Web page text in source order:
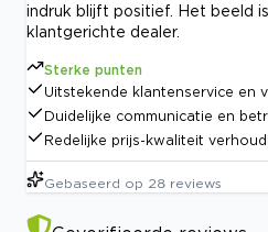
indruk blijft positief. Het beeld
klantgerichte dealer.
Sterke punten
Uitstekende klantenservice en
Duidelijke communicatie en
Redelijke prijs-kwaliteit
Gebaseerd op 28 reviews